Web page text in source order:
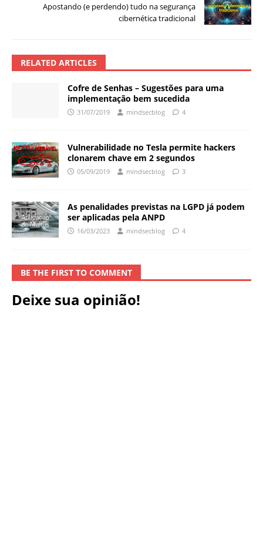
Apostando (e perdendo) tudo na segurança
cibernética tradicional
RELATED ARTICLES
Cofre de Senhas – Sugestões para uma
implementação bem sucedida
31/07/2019 mindsecblog 4
Vulnerabilidade no Tesla permite hackers
clonarem chave em 2 segundos
05/09/2019 mindsecblog 3
As penalidades previstas na LGPD já podem
ser aplicadas pela ANPD
16/03/2023 mindsecblog 4
BE THE FIRST TO COMMENT
Deixe sua opinião!